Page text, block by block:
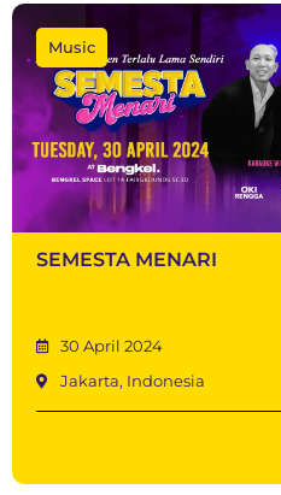
Music
SEMESTA MENARI
30 April 2024
Jakarta, Indonesia